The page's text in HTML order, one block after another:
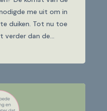
me uit om in
duiken. Tot nu toe
verder dan de...